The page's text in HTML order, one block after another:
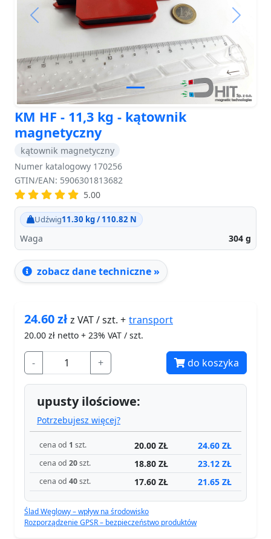
Previous Next
KM HF - 11,3 kg - kątownik
magnetyczny
kątownik magnetyczny
Numer katalogowy 170256
GTIN/EAN: 5906301813682
5.00
Udźwig11.30 kg / 110.82 N
Waga 304 g
zobacz dane techniczne »
24.60złz VAT / szt. + transport
20.00 zł netto + 23% VAT / szt.
- + do koszyka
upusty ilościowe:
Potrzebujesz więcej?
cena od 1 szt. 20.00 ZŁ 24.60 ZŁ
cena od 20szt. 18.80 ZŁ 23.12 ZŁ
cena od 40szt. 17.60 ZŁ 21.65 ZŁ
Ślad Węglowy – wpływ na środowisko
Rozporządzenie GPSR – bezpieczeństwo produktów